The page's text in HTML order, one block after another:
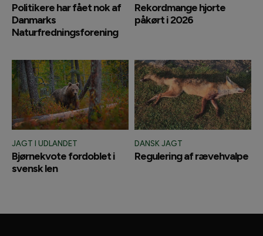
Politikere har fået nok af
Danmarks
Naturfredningsforening
Rekordmange hjorte
påkørt i 2026
JAGT I UDLANDET
Bjørnekvote fordoblet i
svensk len
DANSK JAGT
Regulering af rævehvalpe